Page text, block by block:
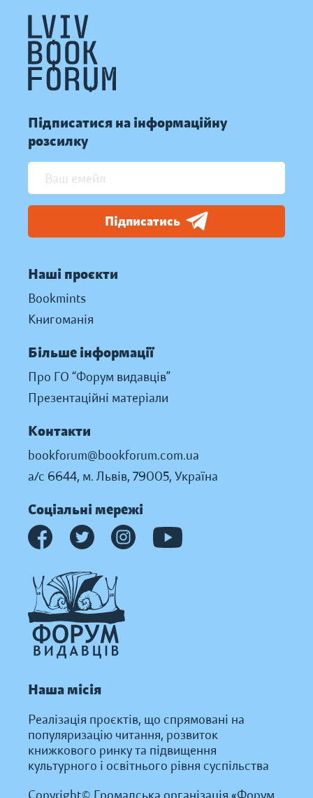
Підписатися на інформаційну
розсилку
Підписатись
Наші проєкти
Bookmints
Книгоманія
Більше інформації
Про ГО “Форум видавців”
Презентаційні матеріали
Контакти
bookforum@bookforum.com.ua
а/с 6644, м. Львів, 79005, Україна
Соціальні мережі
Наша місія
Реалізація проєктів, що спрямовані на
популяризацію читання, розвиток
книжкового ринку та підвищення
культурного і освітнього рівня суспільства